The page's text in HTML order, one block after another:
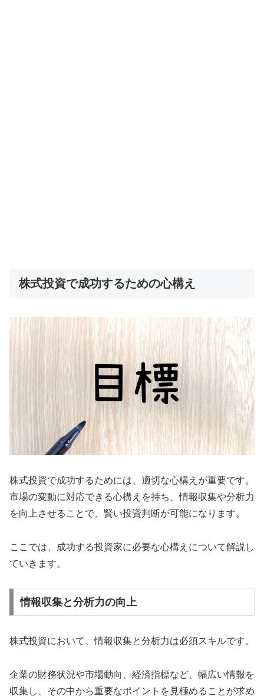
株式投資で成功するための心構え
株式投資で成功するためには、適切な心構えが重要です。
市場の変動に対応できる心構えを持ち、情報収集や分析力
を向上させることで、賢い投資判断が可能になります。
ここでは、成功する投資家に必要な心構えについて解説し
ていきます。
情報収集と分析力の向上
株式投資において、情報収集と分析力は必須スキルです。
企業の財務状況や市場動向、経済指標など、幅広い情報を
収集し、その中から重要なポイントを見極めることが求め